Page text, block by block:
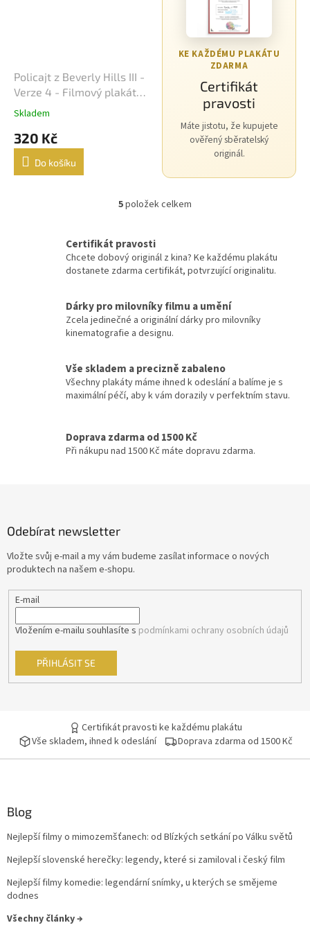
Jean-Claude Van Damme 42
Mel Gibson
Eva Holubová
Matt Damon 41
Antonio Banderas 40
Ivana Chýlková 40
Lukáš Vaculík 40
Jaroslav Dušek 39
Julianne Moore 38
Uma Thurman
Nicole Kidman 34
Ivan Trojan 33
Petr Nárožný 33
Vilma Cibulková
Dagmar Havlová 32
Drew Barrymore 32
Policajt z Beverly Hills III -
Verze 4 - Filmový plakát /
Fotoska / Slepka (cca A4)
Skladem
320 Kč
Do košíku
KE KAŽDÉMU PLAKÁTU
ZDARMA
Certifikát
pravosti
Máte jistotu, že kupujete
ověřený sběratelský
originál.
O
l
á
d
a
í
p
r
v
y
v
ý
s
u
5položek celkem
Certifikát pravosti
Chcete dobový originál z kina? Ke každému plakátu
dostanete zdarma certifikát, potvrzující originalitu.
Dárky pro milovníky filmu a umění
Zcela jedinečné a originální dárky pro milovníky
kinematografie a designu.
Vše skladem a precizně zabaleno
Všechny plakáty máme ihned k odeslání a balíme je s
maximální péčí, aby k vám dorazily v perfektním stavu.
Doprava zdarma od 1500 Kč
Při nákupu nad 1500 Kč máte dopravu zdarma.
Odebírat newsletter
Vložte svůj e-mail a my vám budeme zasílat informace o nových
produktech na našem e-shopu.
E-mail
Vložením e-mailu souhlasíte s podmínkami ochrany osobních údajů
PŘIHLÁSIT SE
Certifikát pravosti ke každému plakátu
Vše skladem, ihned k odeslání
Doprava zdarma od 1500 Kč
Blog
Nejlepší filmy o mimozemšťanech: od Blízkých setkání po Válku světů
Nejlepší slovenské herečky: legendy, které si zamiloval i český film
Nejlepší filmy komedie: legendární snímky, u kterých se smějeme
dodnes
Všechny články →